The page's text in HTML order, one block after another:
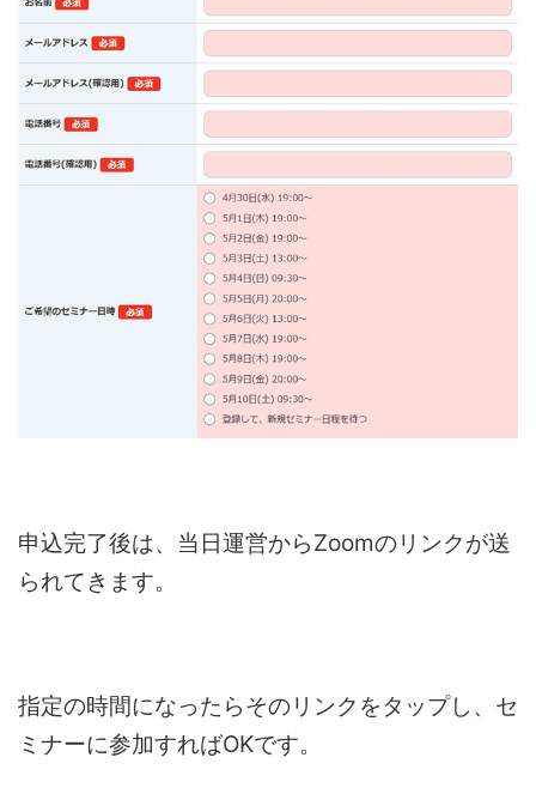
申込完了後は、当日運営からZoomのリンクが送
られてきます。
指定の時間になったらそのリンクをタップし、セ
ミナーに参加すればOKです。